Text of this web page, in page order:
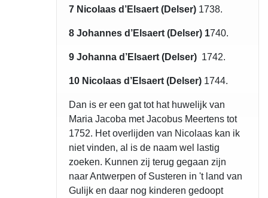
7 Nicolaas d’Elsaert (Delser) 1738.
8 Johannes d’Elsaert (Delser) 1740.
9 Johanna d’Elsaert (Delser) 1742.
10 Nicolaas d’Elsaert (Delser) 1744.
Dan is er een gat tot hat huwelijk van
Maria Jacoba met Jacobus Meertens tot
1752. Het overlijden van Nicolaas kan ik
niet vinden, al is de naam wel lastig
zoeken. Kunnen zij terug gegaan zijn
naar Antwerpen of Susteren in 't land van
Gulijk en daar nog kinderen gedoopt